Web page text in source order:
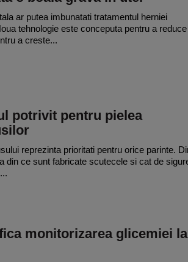
ar putea imbunatati tratamentul herniei
tehnologie este conceputa pentru a reduce
a creste...
potrivit pentru pielea
reprezinta prioritati pentru orice parinte.
din ce sunt fabricate scutecele si cat de
monitorizarea glicemiei la